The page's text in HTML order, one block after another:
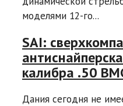
моделями 12-го...
SAI:
калибра .50
Дания сегодня не